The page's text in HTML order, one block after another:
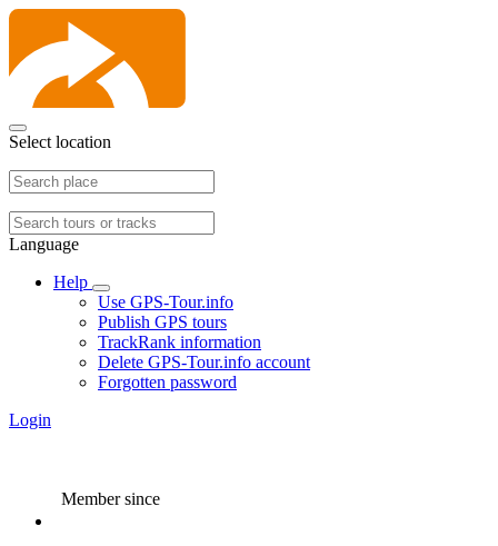
Select location
Language
Help
Use GPS-Tour.info
Publish GPS tours
TrackRank information
Delete GPS-Tour.info account
Forgotten password
Login
Member since